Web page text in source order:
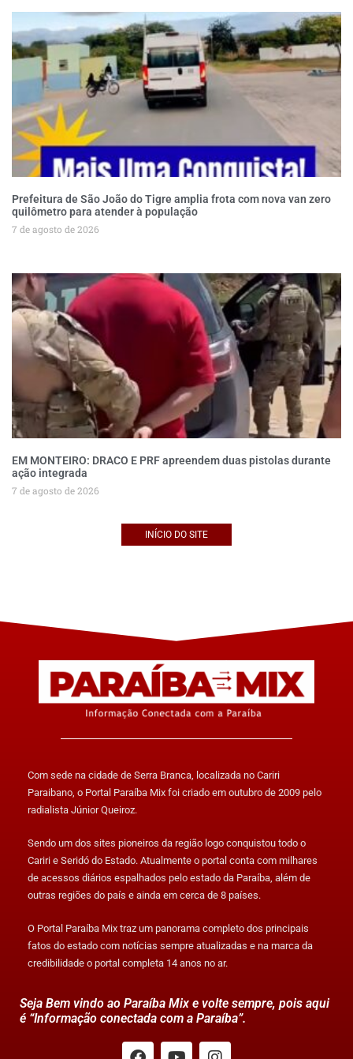
Prefeitura de São João do Tigre amplia frota com nova van zero
quilômetro para atender à população
7 de agosto de 2026
EM MONTEIRO: DRACO E PRF apreendem duas pistolas durante
ação integrada
7 de agosto de 2026
INÍCIO DO SITE
Com sede na cidade de Serra Branca, localizada no Cariri
Paraibano, o Portal Paraíba Mix foi criado em outubro de 2009 pelo
radialista Júnior Queiroz.
Sendo um dos sites pioneiros da região logo conquistou todo o
Cariri e Seridó do Estado. Atualmente o portal conta com milhares
de acessos diários espalhados pelo estado da Paraíba, além de
outras regiões do país e ainda em cerca de 8 países.
O Portal Paraíba Mix traz um panorama completo dos principais
fatos do estado com notícias sempre atualizadas e na marca da
credibilidade o portal completa 14 anos no ar.
Seja Bem vindo ao Paraíba Mix e volte sempre, pois aqui
é “Informação conectada com a Paraíba”.